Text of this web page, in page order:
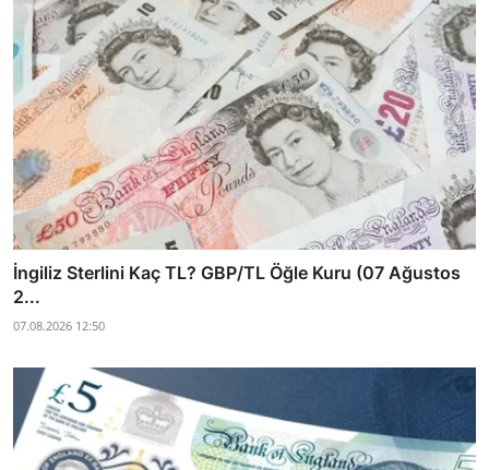
İngiliz Sterlini Kaç TL? GBP/TL Öğle Kuru (07 Ağustos
2...
07.08.2026 12:50